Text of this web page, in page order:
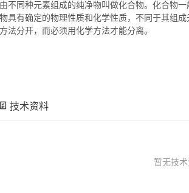
由不同种元素组成的纯净物叫做化合物。 化合物一
物具有确定的物理性质和化学性质，不同于其组成
方法分开，而必须用化学方法才能分离。
技术资料
暂无技